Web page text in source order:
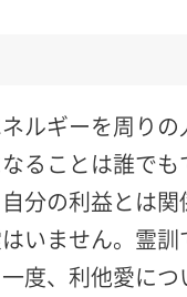
ルギーを周りの
ることは誰でも
分の利益とは関
いません。霊訓
度、利他愛につ